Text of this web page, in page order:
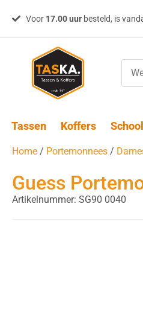
Voor 17.00 uurbesteld, is
Tassen Koffers
Home / Portemonnees /
Guess
Artikelnummer: SG90 0040